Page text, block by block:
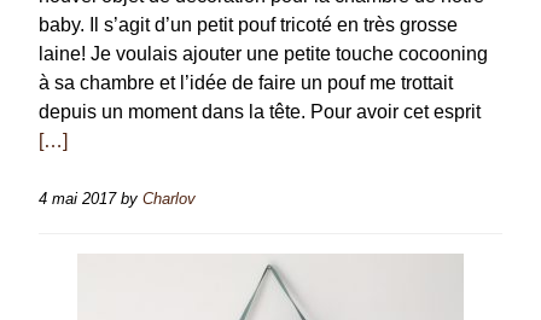
baby. Il s’agit d’un petit pouf tricoté en très grosse
laine! Je voulais ajouter une petite touche cocooning
à sa chambre et l’idée de faire un pouf me trottait
depuis un moment dans la tête. Pour avoir cet esprit
[…]
4 mai 2017by Charlov